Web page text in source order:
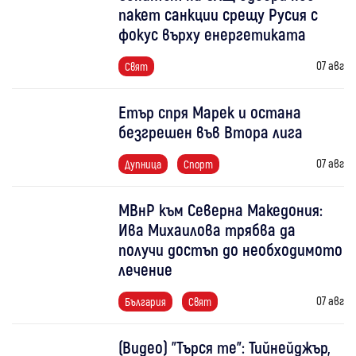
пакет санкции срещу Русия с
фокус върху енергетиката
Свят 07 авг
Етър спря Марек и остана
безгрешен във Втора лига
Дупница Спорт 07 авг
МВнР към Северна Македония:
Ива Михаилова трябва да
получи достъп до необходимото
лечение
България Свят 07 авг
(Видео) "Търся те": Тийнейджър,